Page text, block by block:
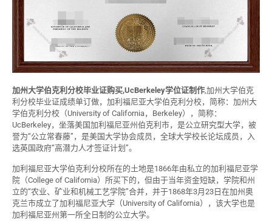
加州大学伯克利分校毕业证购买,UcBerkeley学位证制作,加州大学伯克
利分校毕业证成绩单订做，加利福尼亚大学伯克利分校，简称：加州大
学伯克利分校（University of California，Berkeley），简称：
UcBerkeley，坐落美国加利福尼亚州伯克利市，是公立研究型大学，被
誉为“公立常春藤”，是美国大学协会成员，全球大学校长论坛成员，入
选英国政府“高潜力人才签证计划”。
加利福尼亚大学伯克利分校所在的土地是1866年由私立的加利福尼亚学
院（College of California）所买下的，但由于当年资金短缺，学院和州
立的“农业、矿业和机械工艺学院”合并，并于1868年3月23日在加州奥
克兰市成立了加利福尼亚大学（University of California），该大学也是
加利福尼亚州第一所全日制的公立大学。